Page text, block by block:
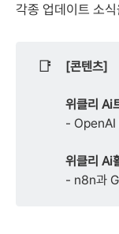
각종 업데이트 소
📑 [콘텐츠]
위클리 Ai
- OpenAI
위클리 Ai
- n8n과